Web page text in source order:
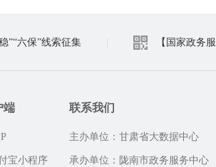
”“六保”线索征集 【国家政务
端
宝小程序
联系我们
主办单位：甘肃省大数据中心
承办单位：陇南市政务服务中心